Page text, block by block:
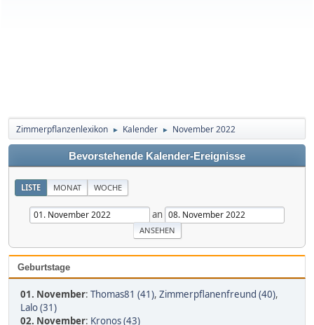
Zimmerpflanzenlexikon ► Kalender ► November 2022
Bevorstehende Kalender-Ereignisse
LISTE MONAT WOCHE
an
Geburtstage
01. November: Thomas81 (41), Zimmerpflanenfreund (40),
Lalo (31)
02. November: Kronos (43)